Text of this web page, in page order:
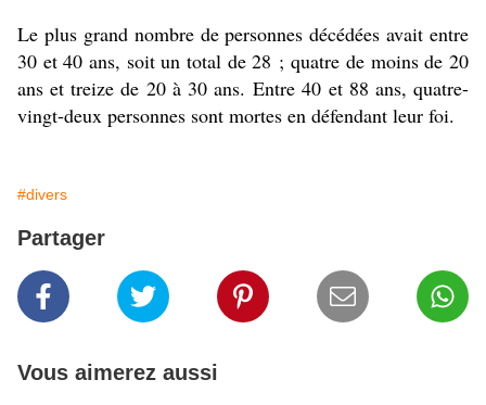
Le plus grand nombre de personnes décédées avait entre
30 et 40 ans, soit un total de 28 ;quatre de moins de 20
ans et treize de 20 à 30 ans.Entre 40 et 88 ans, quatre-
vingt-deux personnes sont mortes en défendant leur foi.
#divers
Partager
Vous aimerez aussi